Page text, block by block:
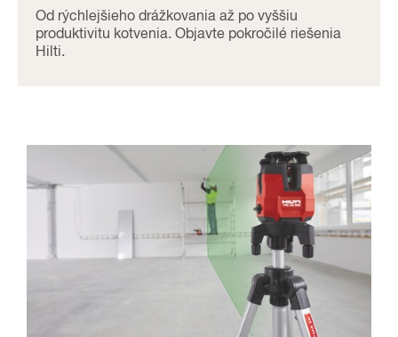
Od rýchlejšieho drážkovania až po vyššiu
produktivitu kotvenia. Objavte pokročilé riešenia
Hilti.